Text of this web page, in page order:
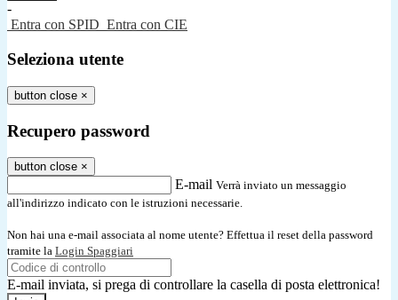
-
Entra con SPID Entra con CIE
Seleziona utente
button close ×
Recupero password
button close ×
E-mail Verrà inviato un messaggio
all'indirizzo indicato con le istruzioni necessarie.
Non hai una e-mail associata al nome utente? Effettua il reset della password
tramite la Login Spaggiari
E-mail inviata, si prega di controllare la casella di posta elettronica!